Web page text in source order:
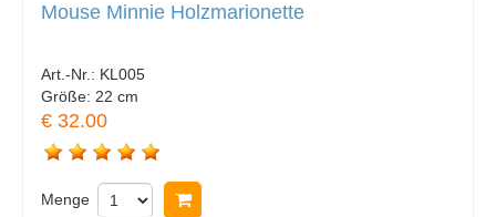
Mouse Minnie Holzmarionette
Art.-Nr.: KL005
Größe: 22 cm
€ 32.00
Menge